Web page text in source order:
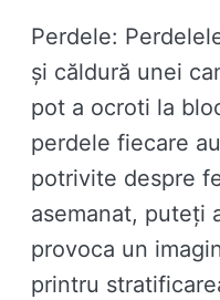
Perdele:
și căldură unei
pot a ocroti la
perdele fiecare
potrivite despre
asemanat, puteți
provoca un
printru